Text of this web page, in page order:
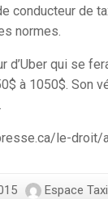
conducteur de
normes.
d’Uber qui se
à 1050$. Son
le-
Espace Taxi